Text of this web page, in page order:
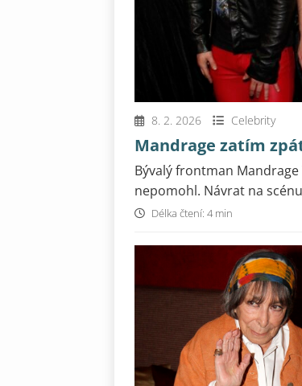
8. 2. 2026 Celebrity
Mandrage zatím
Bývalý frontman
nepomohl. Návrat na
Délka čtení: 4 min